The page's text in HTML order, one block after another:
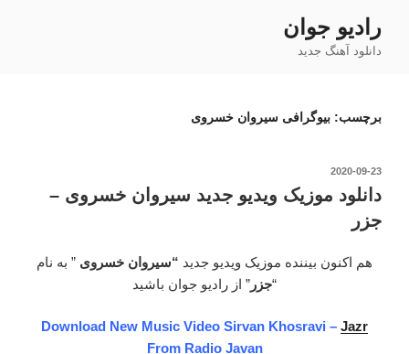
محتوا
رادیو جوان
دانلود آهنگ جدید
برچسب: بیوگرافی سیروان خسروی
نوشته‌شده
2020-09-23
دانلود موزیک ویدیو جدید سیروان خسروی –
جزر
هم اکنون بیننده موزیک ویدیو جدید “سیروان خسروی ” به نام
“جزر ” از رادیو جوان باشید
Download New Music Video Sirvan Khosravi – Jazr
From Radio Javan